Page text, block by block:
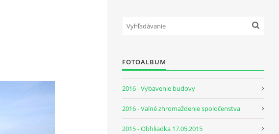
FOTOALBUM
2016 - Vybavenie budovy
2016 - Valné zhromaždenie spoločenstva
2015 - Obhliadka 17.05.2015